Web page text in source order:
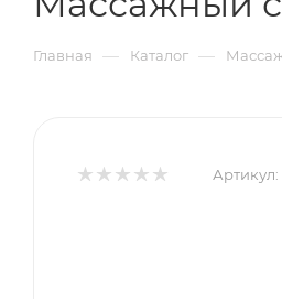
Главная — Каталог —
Артикул: